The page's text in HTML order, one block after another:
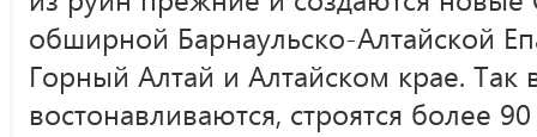
обширной Барнаульско-Алтайской
Горный Алтай и Алтайском крае. Так
востонавливаются, строятся более